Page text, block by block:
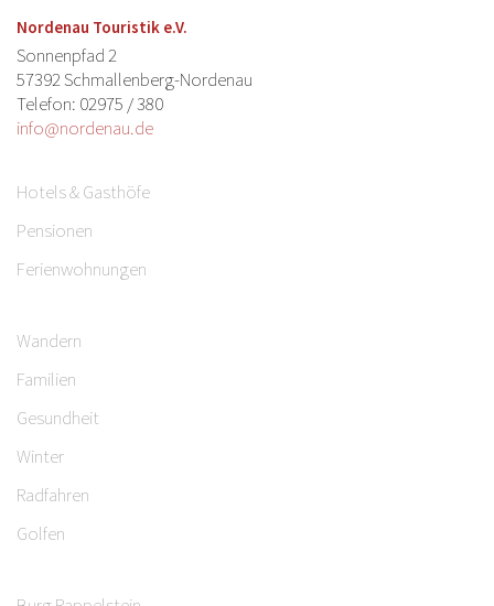
Nordenau Touristik e.V.
Sonnenpfad 2
57392 Schmallenberg-Nordenau
Telefon: 02975 / 380
info@nordenau.de
Hotels & Gasthöfe
Pensionen
Ferienwohnungen
Wandern
Familien
Gesundheit
Winter
Radfahren
Golfen